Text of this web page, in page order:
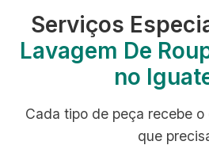
Serviços
Lavagem De
no
Cada tipo de peça recebe
que